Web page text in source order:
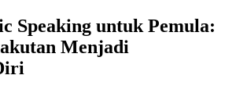
Speaking untuk Pemula:
Menjadi